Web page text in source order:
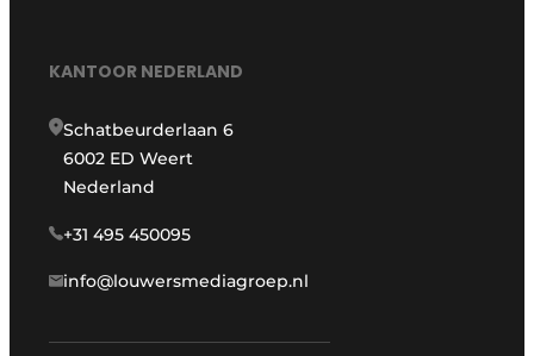
KANTOOR NEDERLAND
Schatbeurderlaan 6
6002 ED Weert
Nederland
+31 495 450095
info@louwersmediagroep.nl